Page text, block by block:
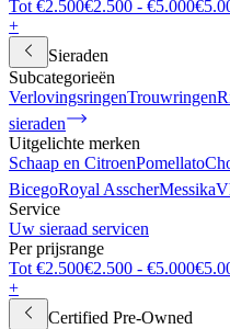
Tot €2.500€2.500 - €5.000
+
Sieraden
Subcategorieën
VerlovingsringenTrouwringen
sieraden
Uitgelichte merken
Schaap en CitroenPomellato
BicegoRoyal AsscherMessika
Service
Uw sieraad servicen
Per prijsrange
Tot €2.500€2.500 - €5.000
+
Certified Pre-Owned